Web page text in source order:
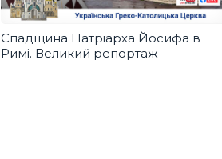
Спадщина Патріарха Йосифа в
Римі. Великий репортаж